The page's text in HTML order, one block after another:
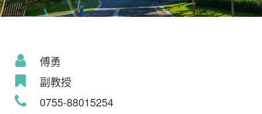
傅勇
副教授
0755-88015254